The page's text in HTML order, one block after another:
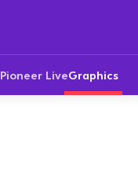
Pioneer LiveGraphics